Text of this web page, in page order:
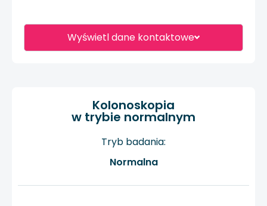
Wyświetl dane kontaktowe
Kolonoskopia
w trybie normalnym
Tryb badania:
Normalna